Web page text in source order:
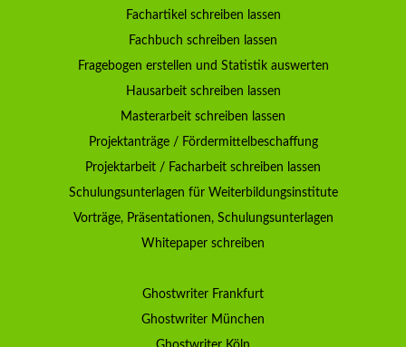
Fachartikel schreiben lassen
Fachbuch schreiben lassen
Fragebogen erstellen und Statistik auswerten
Hausarbeit schreiben lassen
Masterarbeit schreiben lassen
Projektanträge / Fördermittelbeschaffung
Projektarbeit / Facharbeit schreiben lassen
Schulungsunterlagen für Weiterbildungsinstitute
Vorträge, Präsentationen, Schulungsunterlagen
Whitepaper schreiben
Ghostwriter Frankfurt
Ghostwriter München